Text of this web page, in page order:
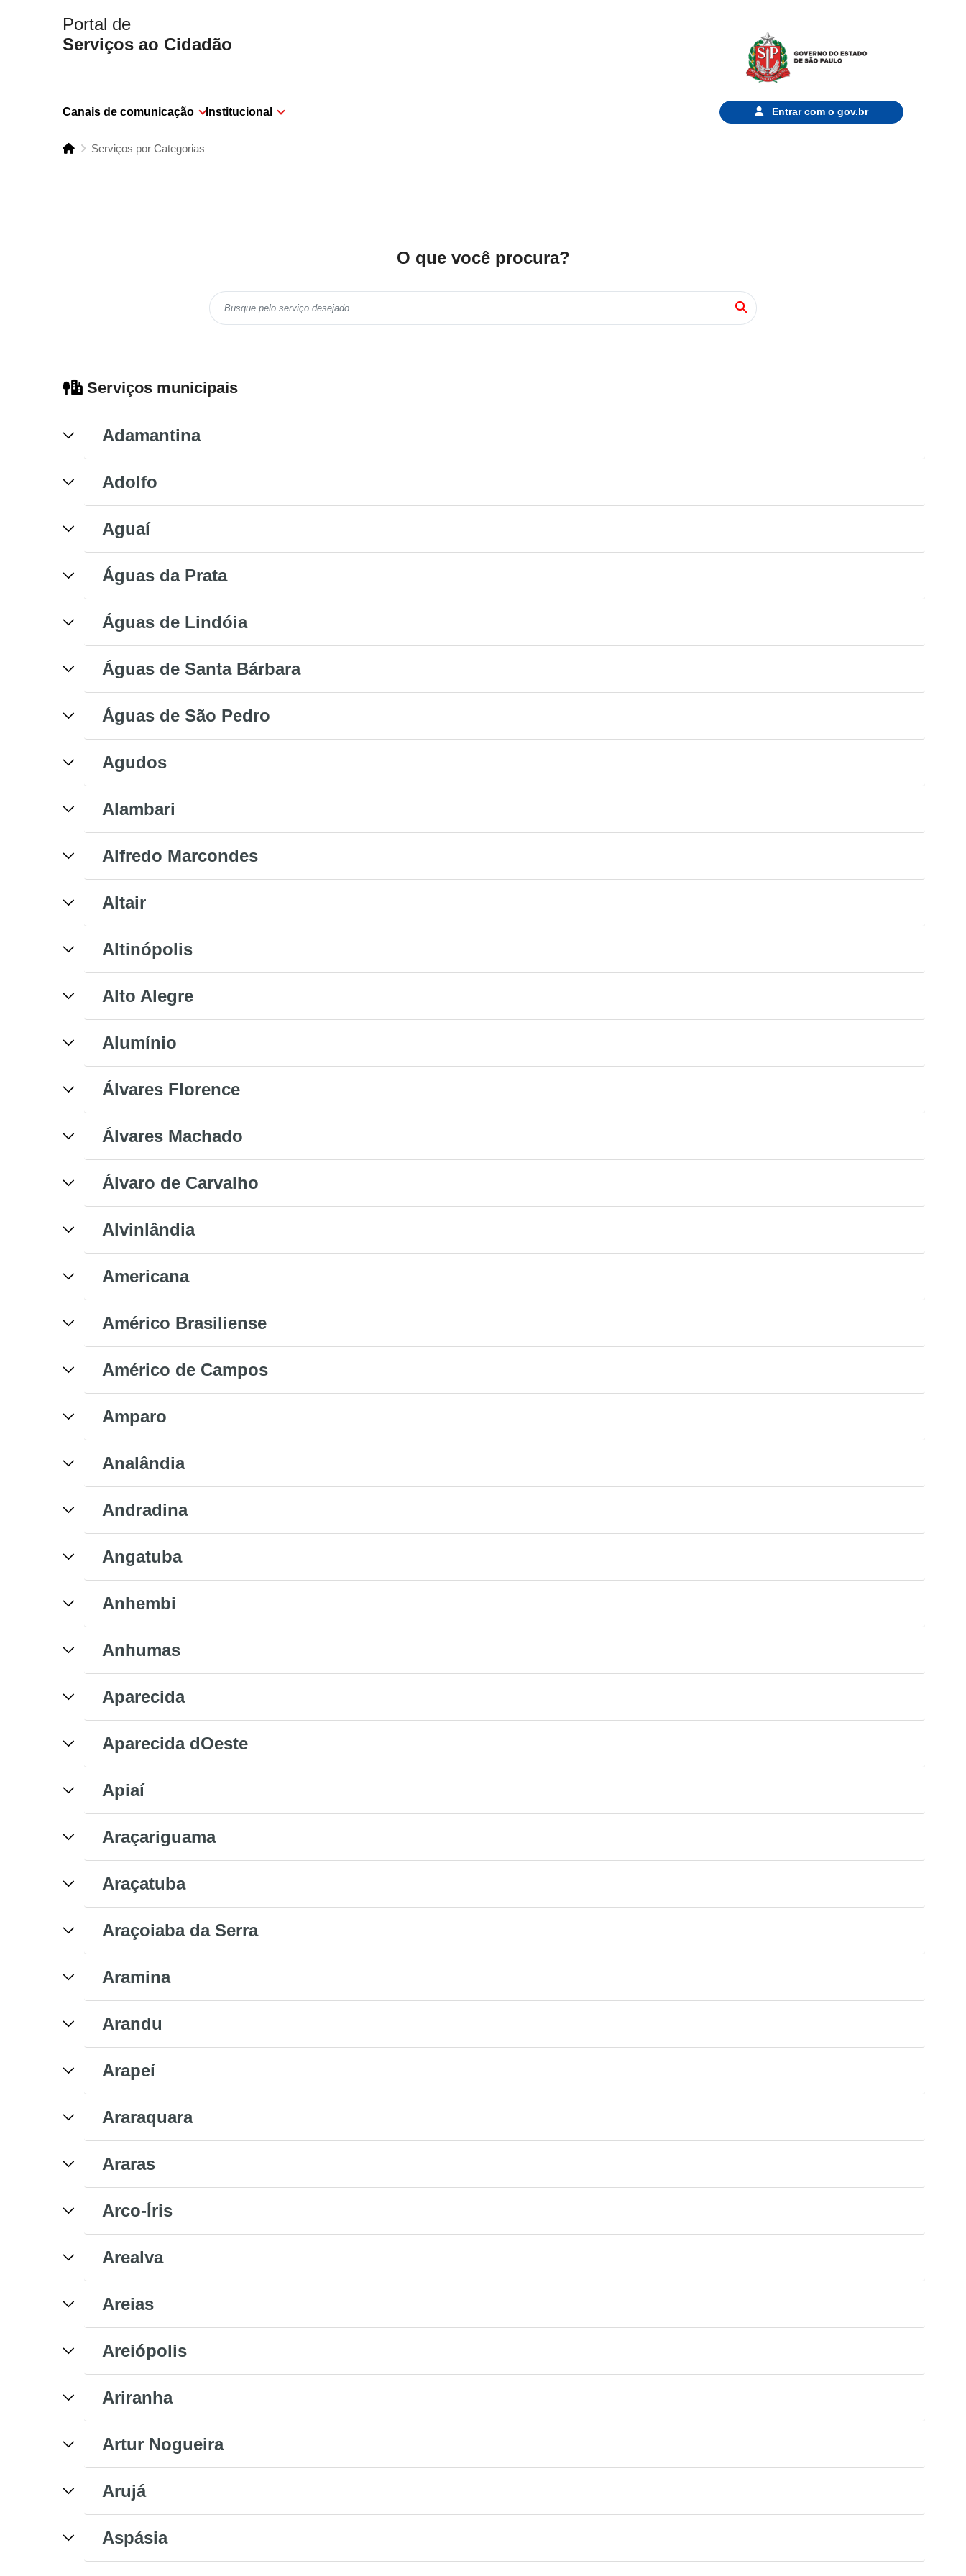
Portal de
Serviços ao Cidadão
Canais de comunicação Institucional Entrar com o gov.br
Serviços por Categorias
O que você procura?
Serviços municipais
Adamantina
Adolfo
Aguaí
Águas da Prata
Águas de Lindóia
Águas de Santa Bárbara
Águas de São Pedro
Agudos
Alambari
Alfredo Marcondes
Altair
Altinópolis
Alto Alegre
Alumínio
Álvares Florence
Álvares Machado
Álvaro de Carvalho
Alvinlândia
Americana
Américo Brasiliense
Américo de Campos
Amparo
Analândia
Andradina
Angatuba
Anhembi
Anhumas
Aparecida
Aparecida dOeste
Apiaí
Araçariguama
Araçatuba
Araçoiaba da Serra
Aramina
Arandu
Arapeí
Araraquara
Araras
Arco-Íris
Arealva
Areias
Areiópolis
Ariranha
Artur Nogueira
Arujá
Aspásia